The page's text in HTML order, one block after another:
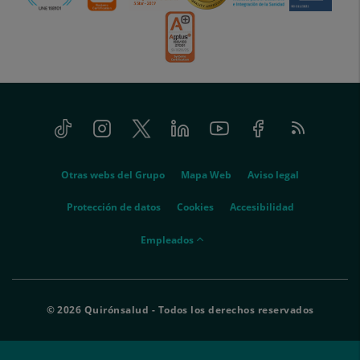
Tiktok InstagramTwitter LinkedinYoutube FacebookFeed
RSS
Otras webs del Grupo Mapa Web Aviso legal
Protección de datos Cookies Accesibilidad
empleados
Empleados
© 2026 Quirónsalud - Todos los derechos reservados